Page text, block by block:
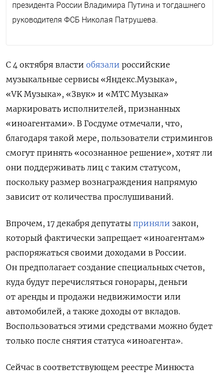
президента России Владимира Путина и тогдашнего
руководителя ФСБ Николая Патрушева.
С 4 октября власти обязали российские
музыкальные сервисы «Яндекс.Музыка»,
«VK Музыка», «Звук» и «МТС Музыка»
маркировать исполнителей, признанных
«иноагентами». В Госдуме отмечали, что,
благодаря такой мере, пользователи стримингов
смогут принять «осознанное решение», хотят ли
они поддерживать лиц с таким статусом,
поскольку размер вознаграждения напрямую
зависит от количества прослушиваний.
Впрочем, 17 декабря депутаты приняли закон,
который фактически запрещает «иноагентам»
распоряжаться своими доходами в России.
Он предполагает создание специальных счетов,
куда будут перечисляться гонорары, деньги
от аренды и продажи недвижимости или
автомобилей, а также доходы от вкладов.
Воспользоваться этими средствами можно будет
только после снятия статуса «иноагента».
Сейчас в соответствующем реестре Минюста